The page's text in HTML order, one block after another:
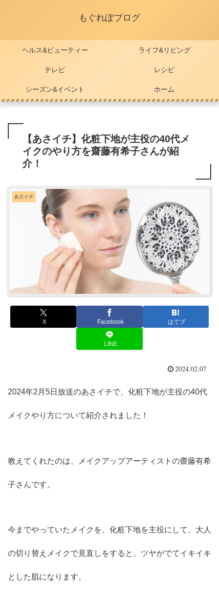
もぐれぽブログ
ヘルス&ビューティー ライフ&リビング
テレビ レシピ
シーズン&イベント ホーム
【あさイチ】化粧下地が主役の40代メ
イクのやり方を齋藤有希子さんが紹
介！
あさイチ
X Facebook はてブ
LINE
2024.02.07
2024年2月5日放送のあさイチで、化粧下地が主役の40代
メイクやり方について紹介されました！
教えてくれたのは、メイクアップアーティストの齋藤有希
子さんです。
今までやっていたメイクを、化粧下地を主役にして、大人
の切り替えメイクで見直しをすると、ツヤがでてイキイキ
とした肌になります。